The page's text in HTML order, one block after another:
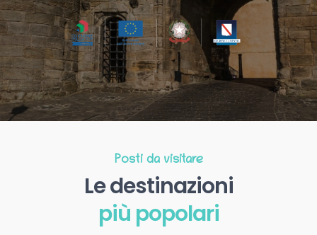
Posti da visitare
Le destinazioni
più popolari